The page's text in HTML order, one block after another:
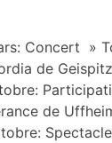
Concert »
de
de